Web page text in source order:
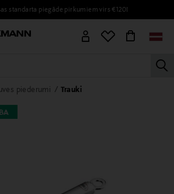
standarta piegāde pirkumiem virs €120!
VĪRIEŠIEM
piederumi Trauki